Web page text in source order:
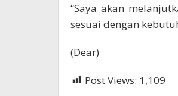
“Saya akan
sesuai dengan
(Dear)
Post Views: 1,109